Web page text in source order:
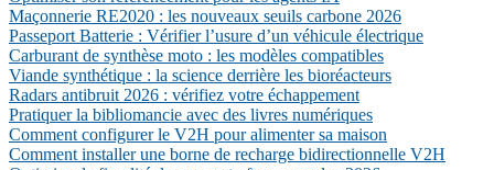
Maçonnerie RE2020 : les nouveaux seuils carbone 2026
Passeport Batterie : Vérifier l’usure d’un véhicule électrique
Carburant de synthèse moto : les modèles compatibles
Viande synthétique : la science derrière les bioréacteurs
Radars antibruit 2026 : vérifiez votre échappement
Pratiquer la bibliomancie avec des livres numériques
Comment configurer le V2H pour alimenter sa maison
Comment installer une borne de recharge bidirectionnelle V2H